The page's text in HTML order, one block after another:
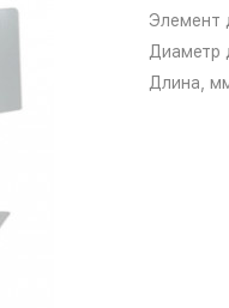
Элемент
Диаметр
Длина,